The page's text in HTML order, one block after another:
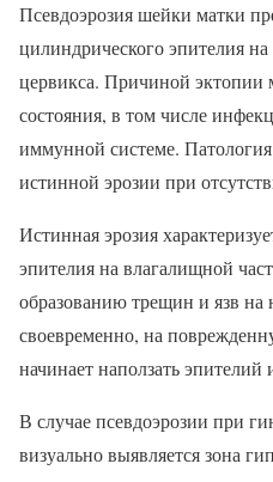
Псевдоэрозия шейки матки
цилиндрического эпителия
цервикса. Причиной эктопии
состояния, в том числе
иммунной системе.
истинной эрозии при
Истинная эрозия
эпителия на влагалищной
образованию трещин и язв на
своевременно, на
начинает наползать эпителий
В случае псевдоэрозии при
визуально выявляется зона